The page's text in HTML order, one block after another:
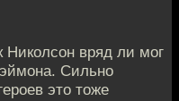
вряд ли мог
Сильно
это тоже